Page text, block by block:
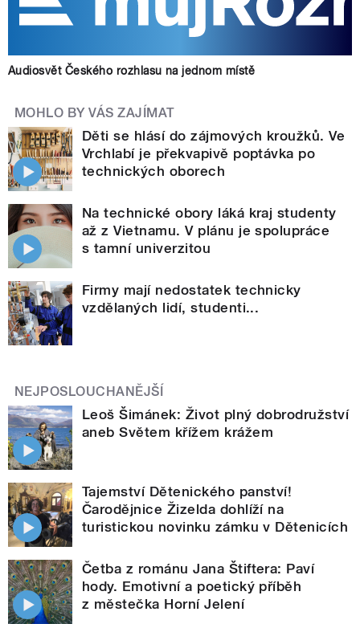
Audiosvět Českého rozhlasu na jednom místě
MOHLO BY VÁS ZAJÍMAT
Děti se hlásí do zájmových kroužků. Ve
Vrchlabí je překvapivě poptávka po
technických oborech
Na technické obory láká kraj studenty
až z Vietnamu. V plánu je spolupráce
s tamní univerzitou
Firmy mají nedostatek technicky
vzdělaných lidí, studenti...
NEJPOSLOUCHANĚJŠÍ
Leoš Šimánek: Život plný dobrodružství
aneb Světem křížem krážem
Tajemství Dětenického panství!
Čarodějnice Žizelda dohlíží na
turistickou novinku zámku v Dětenicích
Četba z románu Jana Štiftera: Paví
hody. Emotivní a poetický příběh
z městečka Horní Jelení